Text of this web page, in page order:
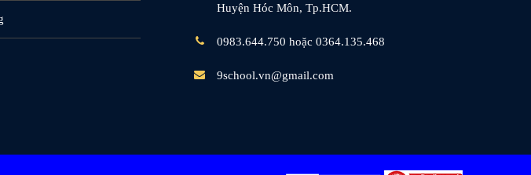
Huyện Hóc Môn, Tp.HCM.
0983.644.750 hoặc 0364.135.468
9school.vn@gmail.com